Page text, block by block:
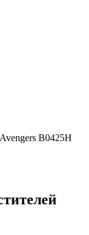
B0425H